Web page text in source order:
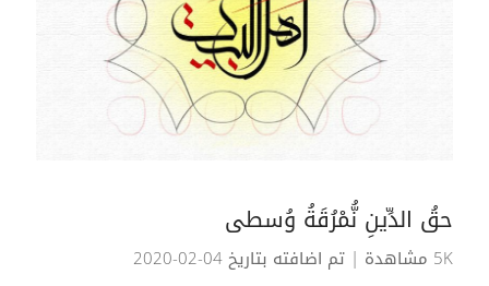
حقُ الدِّينِ نُّمْرُقَةُ وُسطى
5K مشاهدة
| تم اضافته بتاريخ 04-02-2020